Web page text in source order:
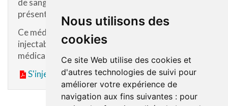
Nous utilisons des
cookies
Ce site Web utilise des cookies et
d'autres technologies de suivi pour
améliorer votre expérience de
navigation aux fins suivantes : pour
présents.
Ce médicament peut être sous la forme
injectable. Dans ce cas, vous aurez à injecter le
médicament dans vos tissus, sous la peau.
S'injecter un anticoagulant